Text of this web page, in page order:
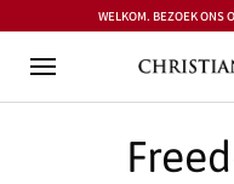
WELKOM. BEZOEK ONS